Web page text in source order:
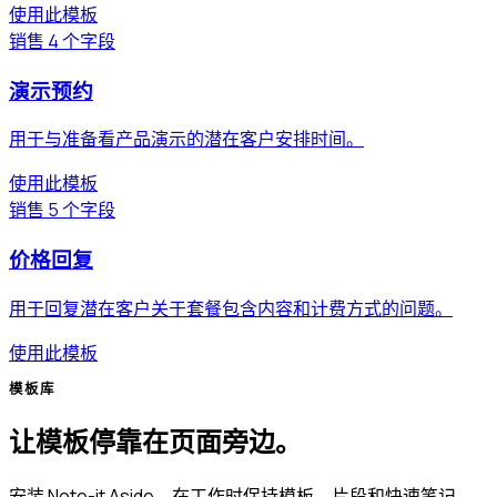
使用此模板
销售 4 个字段
演示预约
用于与准备看产品演示的潜在客户安排时间。
使用此模板
销售 5 个字段
价格回复
用于回复潜在客户关于套餐包含内容和计费方式的问题。
使用此模板
模板库
让模板停靠在页面旁边。